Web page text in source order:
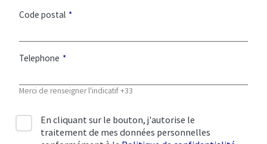
Code postal
Telephone
Merci de renseigner l'indicatif +33
En cliquant sur le bouton, j'autorise le
traitement de mes données personnelles